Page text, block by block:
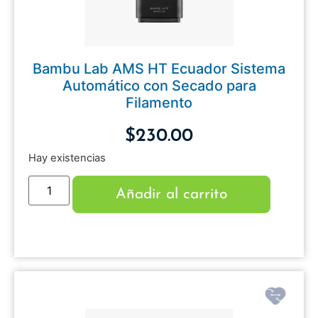
Bambu Lab AMS HT Ecuador Sistema
Automático con Secado para
Filamento
$230.00
Hay existencias
Añadir al carrito